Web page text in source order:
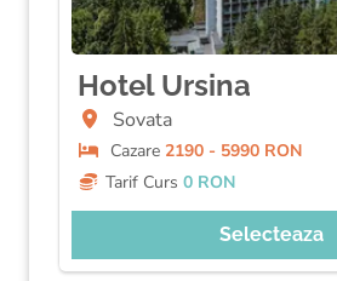
Hotel Ursina
Sovata
Cazare 2190 - 5990 RON
Tarif Curs 0 RON
Selecteaza